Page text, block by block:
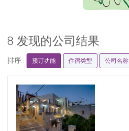
8 发现的公司结果
排序: 预订功能 住宿类型 公司名称